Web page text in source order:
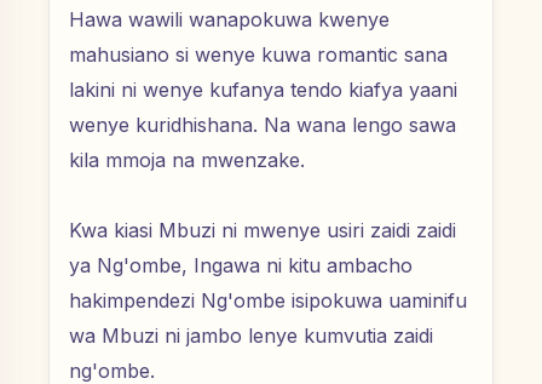
Hawa wawili wanapokuwa kwenye
mahusiano si wenye kuwa romantic sana
lakini ni wenye kufanya tendo kiafya yaani
wenye kuridhishana. Na wana lengo sawa
kila mmoja na mwenzake.
Kwa kiasi Mbuzi ni mwenye usiri zaidi zaidi
ya Ng'ombe, Ingawa ni kitu ambacho
hakimpendezi Ng'ombe isipokuwa uaminifu
wa Mbuzi ni jambo lenye kumvutia zaidi
ng'ombe.